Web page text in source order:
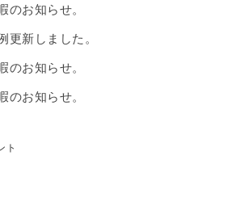
のお知らせ。
更新しました。
のお知らせ。
のお知らせ。
ト